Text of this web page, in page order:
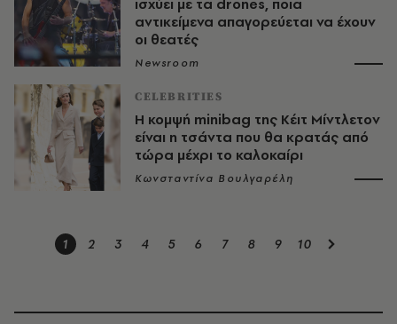
αντικείμενα απαγορεύεται να έχουν
οι θεατές
Newsroom
CELEBRITIES
Η κομψή minibag της Κέιτ Μίντλετον
είναι η τσάντα που θα κρατάς από
τώρα μέχρι το καλοκαίρι
Κωνσταντίνα Βουλγαρέλη
1 2 3 4 5 6 7 8 9 10